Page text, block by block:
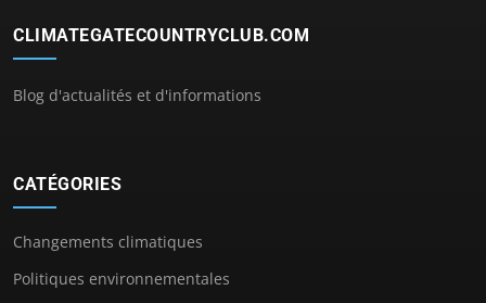
CLIMATEGATECOUNTRYCLUB.COM
Blog d'actualités et d'informations
CATÉGORIES
Changements climatiques
Politiques environnementales